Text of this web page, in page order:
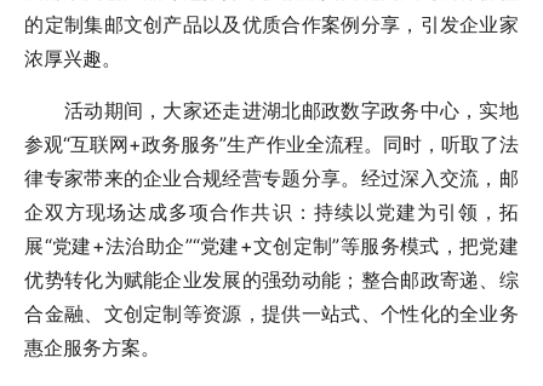
的定制集邮文创产品以及优质合作案例分享，引发企业家
浓厚兴趣。
活动期间，大家还走进湖北邮政数字政务中心，实地
参观“互联网+政务服务”生产作业全流程。同时，听取了法
律专家带来的企业合规经营专题分享。经过深入交流，邮
企双方现场达成多项合作共识：持续以党建为引领，拓
展“党建+法治助企”“党建+文创定制”等服务模式，把党建
优势转化为赋能企业发展的强劲动能；整合邮政寄递、综
合金融、文创定制等资源，提供一站式、个性化的全业务
惠企服务方案。